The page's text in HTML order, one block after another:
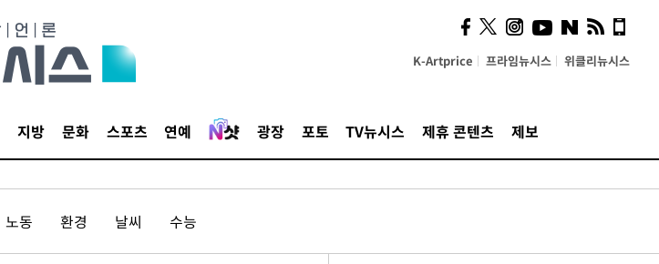
K-Artprice 프라임뉴시스 위클리뉴시스
지방 문화 스포츠 연예 광장 포토 TV뉴시스 제휴 콘텐츠 제보
노동 환경 날씨 수능
시, 스마트폰 액세서리에
NFC 더했다